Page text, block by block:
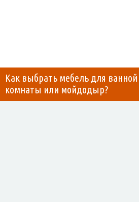
Как выбрать мебель для ванной
комнаты или мойдодыр?